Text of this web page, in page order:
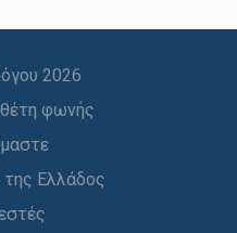
2026
φωνής
Ελλάδος